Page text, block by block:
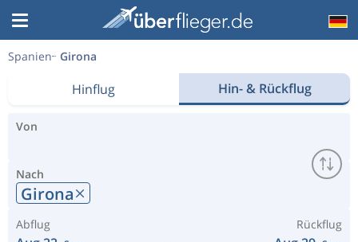
Spanien Girona
Hinflug Hin- & Rückflug
Von
Nach
Girona
Abflug Rückflug